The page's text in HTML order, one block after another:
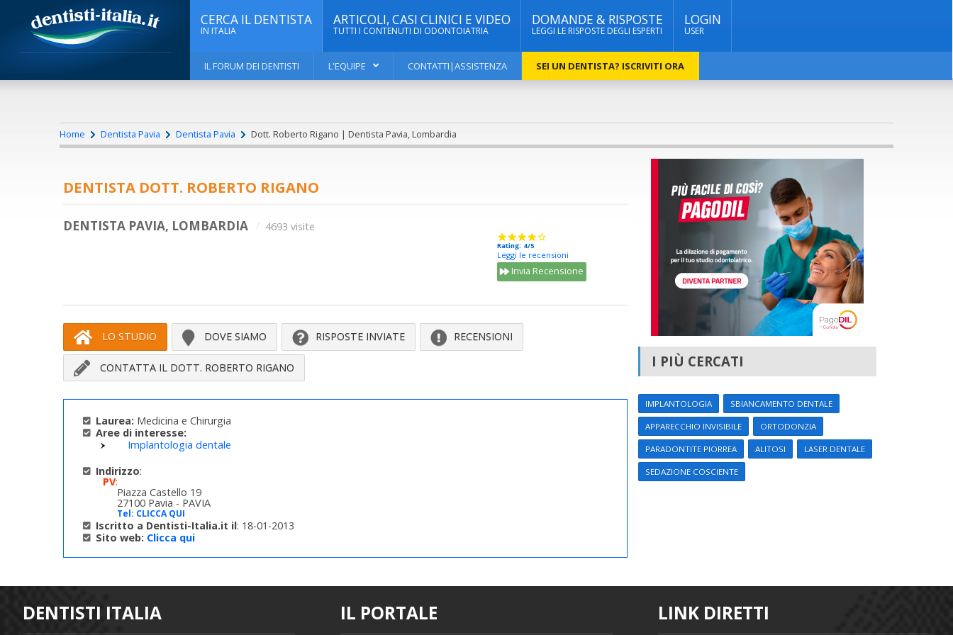
CERCA IL DENTISTA
IN ITALIA
ARTICOLI, CASI CLINICI E VIDEO
TUTTI I CONTENUTI DI ODONTOIATRIA
DOMANDE & RISPOSTE
LEGGI LE RISPOSTE DEGLI ESPERTI
LOGIN
USER
IL FORUM DEI DENTISTI L'EQUIPE CONTATTI|ASSISTENZA SEI UN DENTISTA? ISCRIVITI ORA
Home Dentista Pavia Dentista Pavia Dott. Roberto Rigano | Dentista Pavia, Lombardia
DENTISTA DOTT. ROBERTO RIGANO
DENTISTA PAVIA, LOMBARDIA 4693 visite
Rating: 4/5
Leggi le recensioni
Invia Recensione
LO STUDIO DOVE SIAMO RISPOSTE INVIATE RECENSIONI
CONTATTA IL DOTT. ROBERTO RIGANO
Laurea: Medicina e Chirurgia
Aree di interesse:
Implantologia dentale
Indirizzo:
PV:
Piazza Castello 19
27100 Pavia - PAVIA
Tel: CLICCA QUI
Iscritto a Dentisti-Italia.it il: 18-01-2013
Sito web: Clicca qui
I PIÙ CERCATI
IMPLANTOLOGIA SBIANCAMENTO DENTALE
APPARECCHIO INVISIBILE ORTODONZIA
PARADONTITE PIORREA ALITOSI LASER DENTALE
SEDAZIONE COSCIENTE
DENTISTI ITALIA IL PORTALE LINK DIRETTI